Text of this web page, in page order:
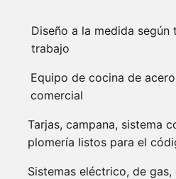
Diseño a la medida
trabajo
Equipo de cocina de
comercial
Tarjas, campana, sistema
plomería listos para el
Sistemas eléctrico, de